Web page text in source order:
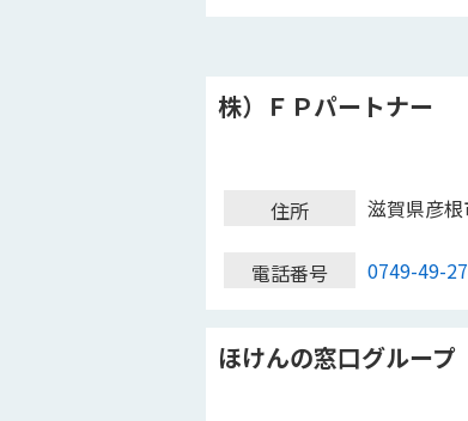
株）ＦＰパートナー
住所 滋賀県彦
電話番号 0749-49-
ほけんの窓口グループ